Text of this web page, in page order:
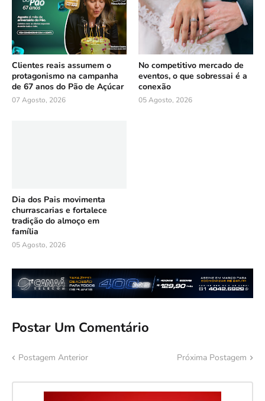
Clientes reais assumem o
protagonismo na campanha
de 67 anos do Pão de Açúcar
07 Agosto, 2026
No competitivo mercado de
eventos, o que sobressai é a
conexão
05 Agosto, 2026
Dia dos Pais movimenta
churrascarias e fortalece
tradição do almoço em
família
05 Agosto, 2026
Postar Um Comentário
Postagem Anterior Próxima Postagem